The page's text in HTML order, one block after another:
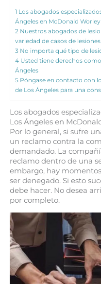
1 Los abogados
Ángeles en McDonald
2 Nuestros abogados de
variedad de casos de lesiones
3 No importa qué tipo de
4 Usted tiene derechos
Ángeles
5 Póngase en contacto con
de Los Ángeles para una
Los abogados
Los Ángeles en
Por lo general, si sufre
un reclamo contra la
demandado. La
reclamo dentro de una
embargo, hay
ser denegado. Si esto
debe hacer. No desea
por completo.